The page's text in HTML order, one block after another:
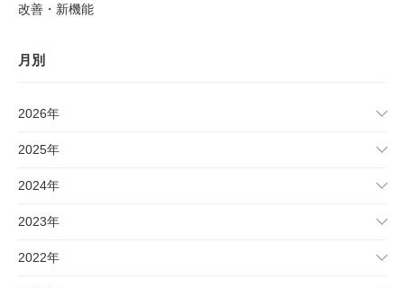
改善・新機能
月別
2026年
2025年
2024年
2023年
2022年